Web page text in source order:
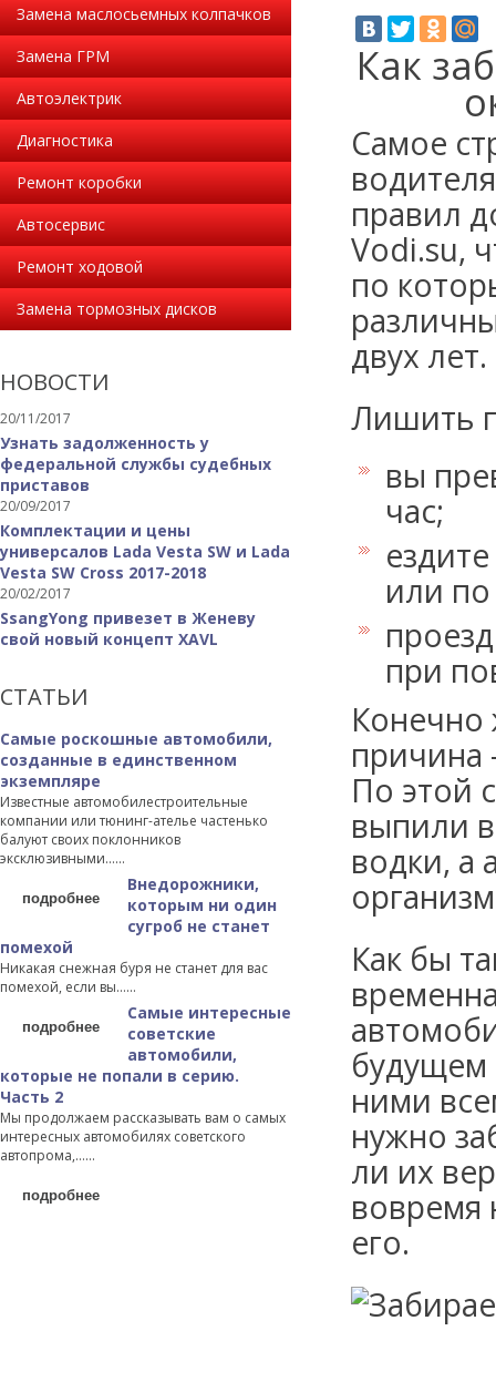
Замена маслосьемных колпачков
Замена ГРМ
Автоэлектрик
Диагностика
Ремонт коробки
Автосервис
Ремонт ходовой
Замена тормозных дисков
НОВОСТИ
20/11/2017
Узнать задолженность у
федеральной службы судебных
приставов
20/09/2017
Комплектации и цены
универсалов Lada Vesta SW и Lada
Vesta SW Cross 2017-2018
20/02/2017
SsangYong привезет в Женеву
свой новый концепт XAVL
СТАТЬИ
Самые роскошные автомобили,
созданные в единственном
экземпляре
Известные автомобилестроительные
компании или тюнинг-ателье частенько
балуют своих поклонников
эксклюзивными…...
подробнее
Внедорожники,
которым ни один
сугроб не станет
помехой
Никакая снежная буря не станет для вас
помехой, если вы…...
подробнее
Самые интересные
советские
автомобили,
которые не попали в серию.
Часть 2
Мы продолжаем рассказывать вам о самых
интересных автомобилях советского
автопрома,…...
подробнее
Как
Самое
правил
Vodi.su,
по
двух лет.
Лишить
вы
час;
или
при
Конечно
причина
По этой
выпили
водки, а
Как бы
будущем
ними
нужно
ли их
вовремя
его.